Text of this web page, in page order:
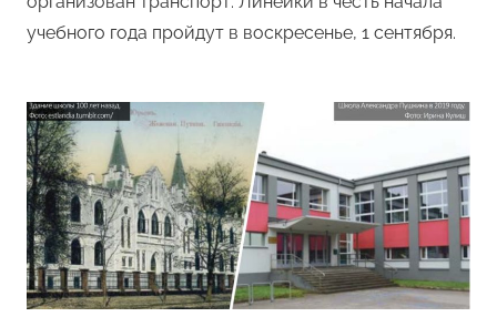
учебного года пройдут в воскресенье, 1 сентября.